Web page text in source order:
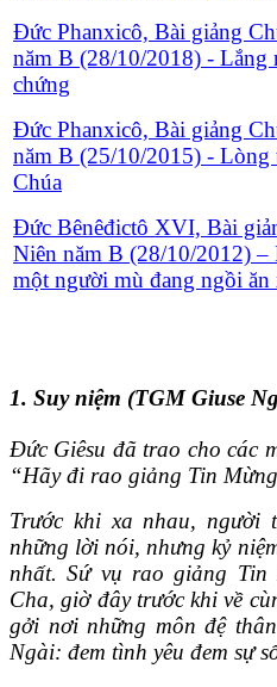
Đức Phanxicô, Bài giảng
năm B (28/10/2018) - Lắng
chứng
Đức Phanxicô, Bài giảng
năm B (25/10/2015) - Lòng
Chúa
Đức Bênêđictô XVI, Bài
Niên năm B (28/10/2012) –
một người mù đang ngồi
1. Suy niệm (TGM Giuse
Ðức Giêsu đã trao cho các
“Hãy đi rao giảng Tin
Trước khi xa nhau, người
những lời nói, nhưng kỷ
nhất. Sứ vụ rao giảng
Cha, giờ đây trước khi về
gởi nơi những môn đệ
Ngài: đem tình yêu đem sự